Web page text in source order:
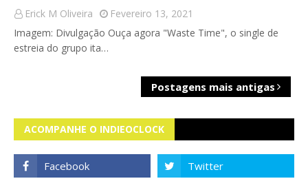
Erick M Oliveira
Fevereiro 13, 2021
Imagem: Divulgação Ouça agora "Waste Time", o single de
estreia do grupo ita…
Postagens mais antigas
ACOMPANHE O INDIEOCLOCK